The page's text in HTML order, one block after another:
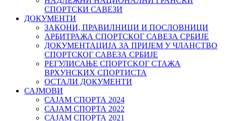
СПОРТСКИ САВЕЗИ
ДОКУМЕНТИ
ЗАКОНИ, ПРАВИЛНИЦИ И ПОСЛОВНИЦИ
АРБИТРАЖА СПОРТСКОГ САВЕЗА СРБИЈЕ
ДОКУМЕНТАЦИЈА ЗА ПРИЈЕМ У ЧЛАНСТВО
СПОРТСКОГ САВЕЗА СРБИЈЕ
РЕГУЛИСАЊЕ СПОРТСKОГ СТАЖА
ВРХУНСKИХ СПОРТИСТА
ОСТАЛИ ДОКУМЕНТИ
САЈМОВИ
САЈАМ СПОРТА 2024
САЈАМ СПОРТА 2022
САЈАМ СПОРТА 2021